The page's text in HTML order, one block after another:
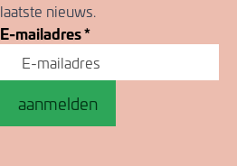
laatste nieuws.
E-mailadres*
aanmelden